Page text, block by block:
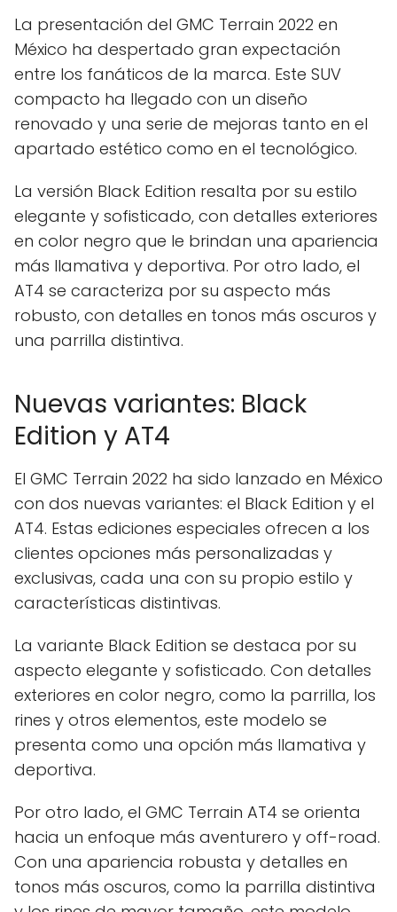
La presentación del GMC Terrain 2022 en
México ha despertado gran expectación
entre los fanáticos de la marca. Este SUV
compacto ha llegado con un diseño
renovado y una serie de mejoras tanto en el
apartado estético como en el tecnológico.
La versión Black Edition resalta por su estilo
elegante y sofisticado, con detalles exteriores
en color negro que le brindan una apariencia
más llamativa y deportiva. Por otro lado, el
AT4 se caracteriza por su aspecto más
robusto, con detalles en tonos más oscuros y
una parrilla distintiva.
Nuevas variantes: Black
Edition y AT4
El GMC Terrain 2022 ha sido lanzado en México
con dos nuevas variantes: el Black Edition y el
AT4. Estas ediciones especiales ofrecen a los
clientes opciones más personalizadas y
exclusivas, cada una con su propio estilo y
características distintivas.
La variante Black Edition se destaca por su
aspecto elegante y sofisticado. Con detalles
exteriores en color negro, como la parrilla, los
rines y otros elementos, este modelo se
presenta como una opción más llamativa y
deportiva.
Por otro lado, el GMC Terrain AT4 se orienta
hacia un enfoque más aventurero y off-road.
Con una apariencia robusta y detalles en
tonos más oscuros, como la parrilla distintiva